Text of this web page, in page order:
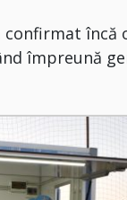
confirmat
împreună